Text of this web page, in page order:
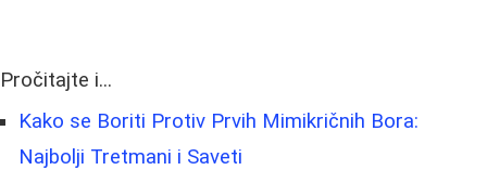
Pročitajte i...
Kako se Boriti Protiv Prvih Mimikričnih Bora:
Najbolji Tretmani i Saveti